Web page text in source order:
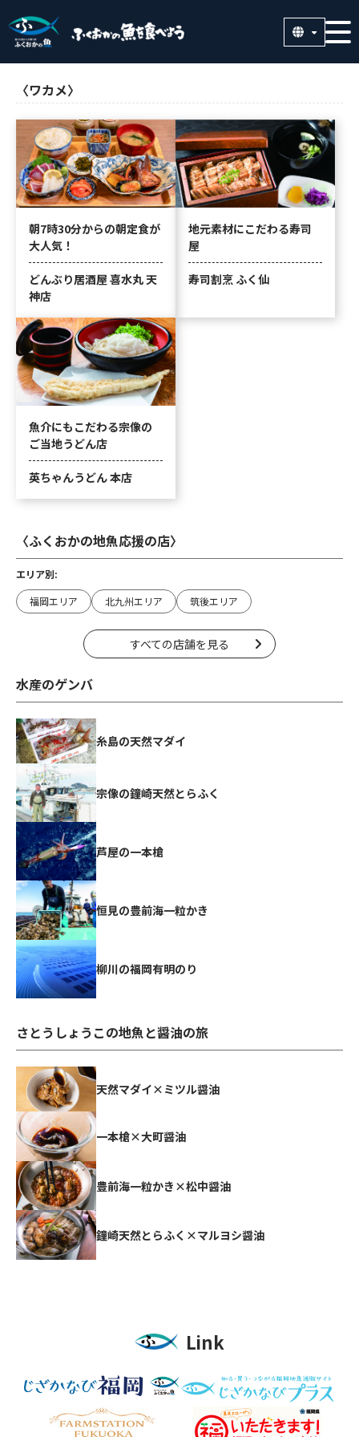
〈ワカメ〉
朝7時30分からの朝定食が
大人気！
どんぶり居酒屋 喜水丸 天
神店
地元素材にこだわる寿司
屋
寿司割烹 ふく仙
魚介にもこだわる宗像の
ご当地うどん店
英ちゃんうどん 本店
〈ふくおかの地魚応援の店〉
エリア別:
福岡エリア
北九州エリア 筑後エリア
すべての店舗を見る
水産のゲンバ
糸島の天然マダイ
宗像の鐘崎天然とらふく
芦屋の一本槍
恒見の豊前海一粒かき
柳川の福岡有明のり
さとうしょうこの地魚と醤油の旅
天然マダイ×ミツル醤油
一本槍×大町醤油
豊前海一粒かき×松中醤油
鐘崎天然とらふく×マルヨシ醤油
Link